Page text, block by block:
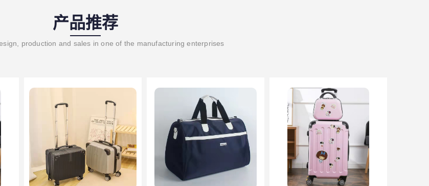
产品推荐
production and sales in one of the manufacturing enterprises